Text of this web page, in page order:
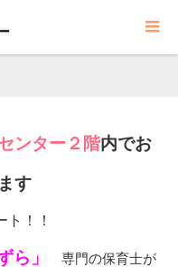
ンター２階内でお
す
ト！！
ら」 専門の保育士が